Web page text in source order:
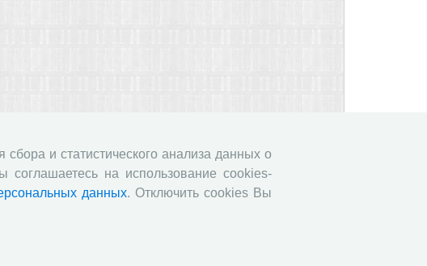
сбора и статистического анализа данных о
соглашаетесь на использование cookies-
данных. Отключить cookies Вы